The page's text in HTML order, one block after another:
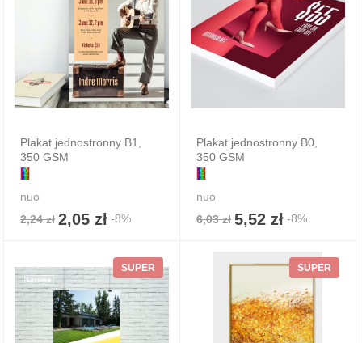
Plakat jednostronny B1,
350 GSM
nuo
2,24 zł 2,05 zł -8%
Plakat jednostronny B0,
350 GSM
nuo
6,03 zł 5,52 zł -8%
SUPER SUPER